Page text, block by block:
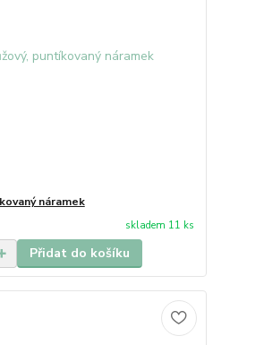
náramek
skladem 11 ks
Přidat do košíku